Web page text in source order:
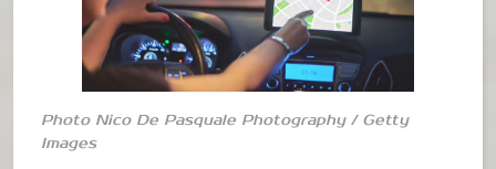
Photo Nico De Pasquale Photography / Getty
Images